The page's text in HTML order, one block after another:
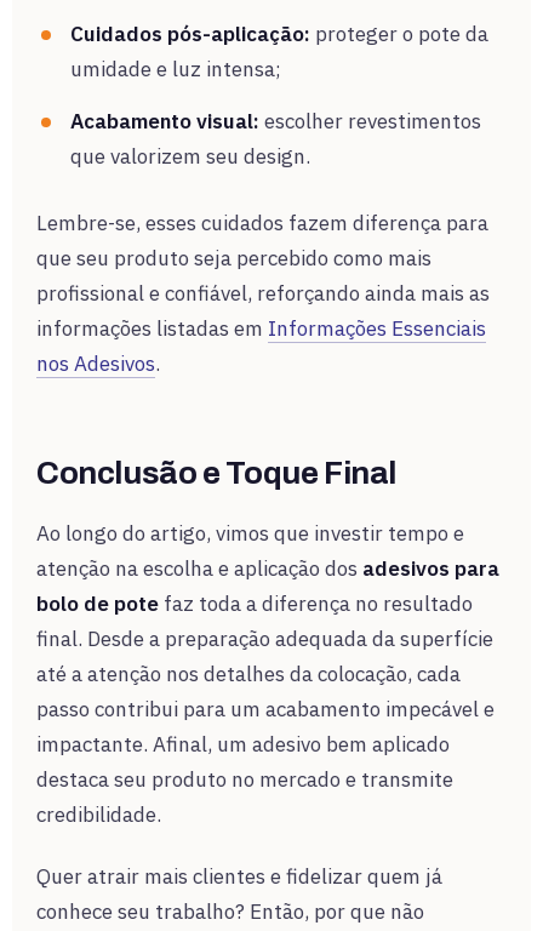
Cuidados pós-aplicação: proteger o pote da
umidade e luz intensa;
Acabamento visual: escolher revestimentos
que valorizem seu design.
Lembre-se, esses cuidados fazem diferença para
que seu produto seja percebido como mais
profissional e confiável, reforçando ainda mais as
informações listadas em Informações Essenciais
nos Adesivos.
Conclusão e Toque Final
Ao longo do artigo, vimos que investir tempo e
atenção na escolha e aplicação dos adesivos para
bolo de pote faz toda a diferença no resultado
final. Desde a preparação adequada da superfície
até a atenção nos detalhes da colocação, cada
passo contribui para um acabamento impecável e
impactante. Afinal, um adesivo bem aplicado
destaca seu produto no mercado e transmite
credibilidade.
Quer atrair mais clientes e fidelizar quem já
conhece seu trabalho? Então, por que não